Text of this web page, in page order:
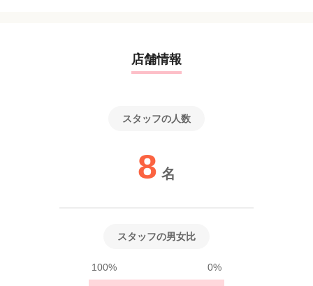
店舗情報
スタッフの人数
8 名
スタッフの男女比
100% 0%